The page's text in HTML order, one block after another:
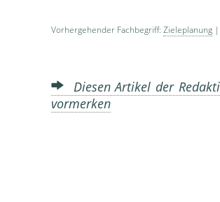
Vorhergehender Fachbegriff: Zieleplanung
Diesen Artikel der
vormerken